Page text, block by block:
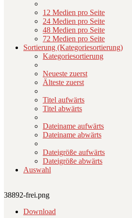
12 Medien pro Seite
24 Medien pro Seite
48 Medien pro Seite
72 Medien pro Seite
Sortierung (Kategoriesortierung)
Kategoriesortierung
Neueste zuerst
Älteste zuerst
Titel aufwärts
Titel abwärts
Dateiname aufwärts
Dateiname abwärts
Dateigröße aufwärts
Dateigröße abwärts
Auswahl
38892-frei.png
Download